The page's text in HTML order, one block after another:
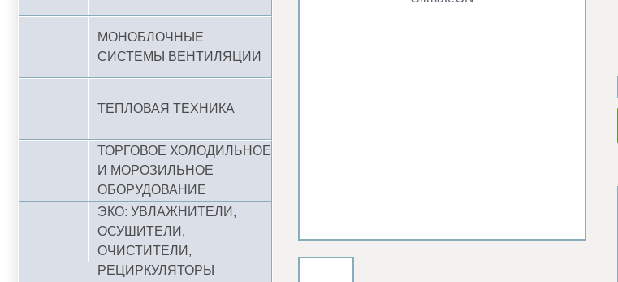
МОНОБЛОЧНЫЕ
СИСТЕМЫ ВЕНТИЛЯЦИИ
ТЕПЛОВАЯ ТЕХНИКА
ТОРГОВОЕ ХОЛОДИЛЬНОЕ
И МОРОЗИЛЬНОЕ
ОБОРУДОВАНИЕ
ЭКО: УВЛАЖНИТЕЛИ,
ОСУШИТЕЛИ,
ОЧИСТИТЕЛИ,
РЕЦИРКУЛЯТОРЫ